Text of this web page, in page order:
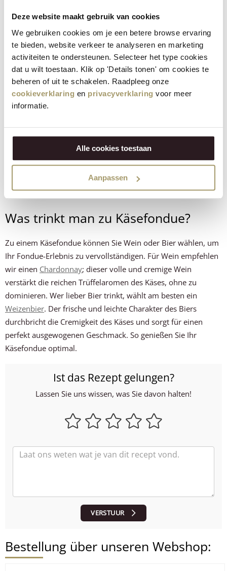
Deze website maakt gebruik van cookies
We gebruiken cookies om je een betere browse ervaring
te bieden, website verkeer te analyseren en marketing
activiteiten te ondersteunen. Selecteer het type cookies
dat u wilt toestaan. Klik op 'Details tonen' om cookies te
beheren of uit te schakelen. Raadpleeg onze
cookieverklaring en privacyverklaring voor meer
informatie.
Alle cookies toestaan
Aanpassen
es besonders einfach machen?Bestellen Sie die Henri Willig
Käse-Backform.
Bietet Henri Willig auch fertiges
Käsefondue an?
Ja, Henri Willig bietet auch
Fondue ist ideal, wenn Sie wenig Zeit haben, aber trotzdem
die reichen Aromen der Henri Willig-Käse genießen möchten.
Sie müssen den Käse nur erhitzen, und Ihr Fondue ist fertig –
perfekt für einen schnellen, geschmackvollen Snack oder ein
Was trinkt man zu Käsefondue?
Zu einem Käsefondue können Sie Wein oder Bier wählen, um
Ihr Fondue-Erlebnis zu vervollständigen. Für Wein empfehlen
wir einen Chardonnay; dieser volle und cremige Wein
verstärkt die reichen Trüffelaromen des Käses, ohne zu
dominieren. Wer lieber Bier trinkt, wählt am besten ein
Weizenbier. Der frische und leichte Charakter des Biers
durchbricht die Cremigkeit des Käses und sorgt für einen
perfekt ausgewogenen Geschmack. So genießen Sie Ihr
Käsefondue optimal.
Ist das Rezept gelungen?
Lassen Sie uns wissen, was Sie davon halten!
VERSTUUR
Bestellung über unseren Webshop: